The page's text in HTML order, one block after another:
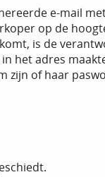
e-mail
op de
is de
het adres
zijn of haar